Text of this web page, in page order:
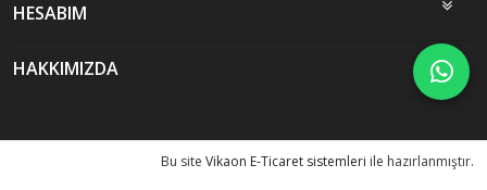
HESABIM
HAKKIMIZDA
Bu site Vikaon E-Ticaret sistemleri ile hazırlanmıştır.